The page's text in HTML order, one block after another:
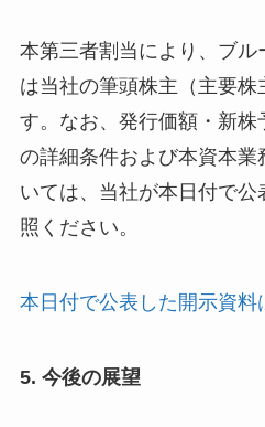
本第三者割当により、ブル
は当社の筆頭株主（主要
す。なお、発行価額・新
の詳細条件および本資本業
いては、当社が本日付で
照ください。
本日付で公表した開示資料
5. 今後の展望